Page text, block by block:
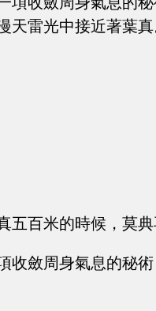
天雷光中接近著葉
五百米的時候，莫
收斂周身氣息的秘